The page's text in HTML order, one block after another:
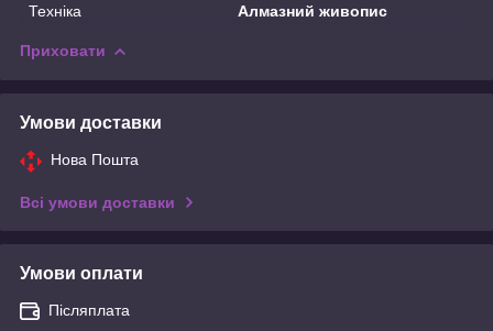
Техніка
Алмазний живопис
Приховати
Умови доставки
Нова Пошта
Всі умови доставки
Умови оплати
Післяплата